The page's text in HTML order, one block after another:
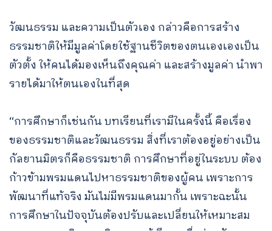
วัฒนธรรม และความเป็นตัวเอง กล่าวคือการสร้าง
ธรรมชาติให้มีมูลค่าโดยใช้ฐานชีวิตของตนเองเองเป็น
ตัวตั้ง ให้คนได้มองเห็นถึงคุณค่า และสร้างมูลค่า นำพา
รายได้มาให้ตนเองในที่สุด
“การศึกษาก็เช่นกัน บทเรียนที่เรามีในครั้งนี้ คือเรื่อง
ของธรรมชาติและวัฒนธรรม สิ่งที่เราต้องอยู่อย่างเป็น
กัลยานมิตรก็คือธรรมชาติ การศึกษาที่อยู่ในระบบ ต้อง
ก้าวข้ามพรมแดนไปหาธรรมชาติของผู้คน เพราะการ
พัฒนาที่แท้จริง มันไม่มีพรมแดนมากั้น เพราะฉะนั้น
การศึกษาในปัจจุบันต้องปรับและเปลี่ยนให้เหมาะสม